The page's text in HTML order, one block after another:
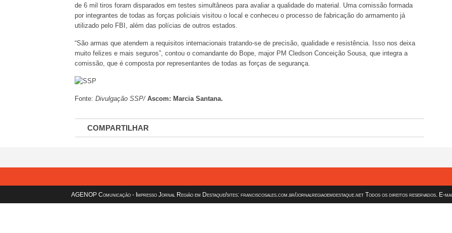
de 6 mil tiros foram disparados em testes simultâneos para avaliar a qualidade do material. Uma comissão formada
por integrantes de todas as forças policiais visitou o local e conheceu o processo de fabricação do armamento já
utilizado pelo FBI, além das polícias de outros estados.
“São armas que atendem a requisitos internacionais tratando-se de precisão, qualidade e resistência. Isso nos deixa
muito felizes e mais seguros”, contou o comandante do Bope, major PM Cledson Conceição Sousa, que integra a
comissão, que é composta por representantes de todas as forças de segurança.
Fonte:Divulgação SSP/ Ascom: Marcia Santana.
COMPARTILHAR
AGENOP Comunicação - Impresso Jornal Região em Destaque/sites: franciscosales.com.br/jornalregiaoemdestaque.net Todos os direitos reservados. E-